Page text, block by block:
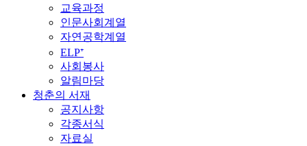
교육과정
인문사회계열
자연공학계열
ELP⁺
사회봉사
알림마당
청춘의 서재
공지사항
각종서식
자료실